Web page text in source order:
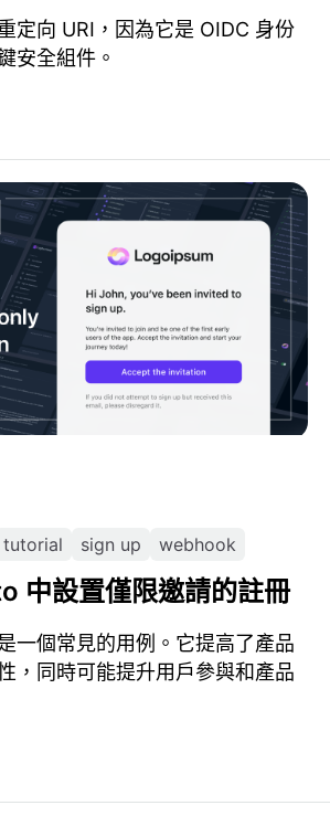
定向 URI，因為它是 OIDC 身份
安全組件。
tutorial sign up webhook
中設置僅限邀請的註冊
一個常見的用例。它提高了產品
，同時可能提升用戶參與和產品
僅限邀請的註冊